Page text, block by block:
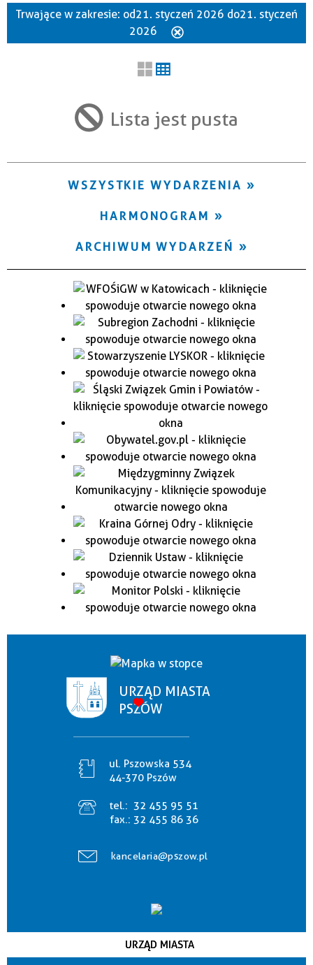
Szukana fraza
Trwające w zakresie
Trwające w zakresie: od 21. styczeń 2026 do 21. styczeń
2026
Lista jest pusta
WSZYSTKIE WYDARZENIA
HARMONOGRAM
ARCHIWUM WYDARZEŃ
URZĄD MIASTA
PSZÓW
ul. Pszowska 534
44-370 Pszów
tel.: 32 455 95 51
fax.: 32 455 86 36
kancelaria@pszow.pl
URZĄD MIASTA